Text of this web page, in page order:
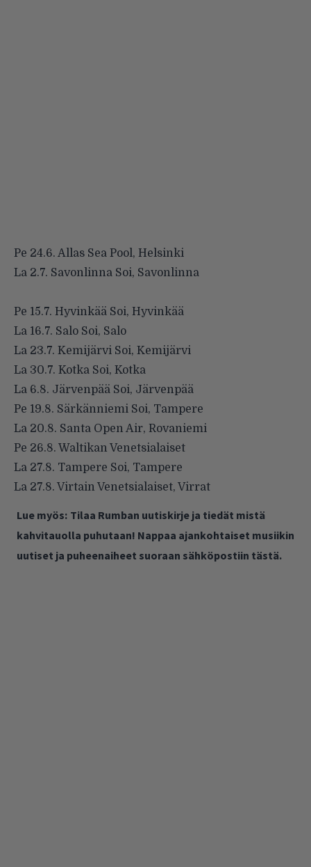
Pe 24.6. Allas Sea Pool, Helsinki
La 2.7. Savonlinna Soi, Savonlinna
Pe 15.7. Hyvinkää Soi, Hyvinkää
La 16.7. Salo Soi, Salo
La 23.7. Kemijärvi Soi, Kemijärvi
La 30.7. Kotka Soi, Kotka
La 6.8. Järvenpää Soi, Järvenpää
Pe 19.8. Särkänniemi Soi, Tampere
La 20.8. Santa Open Air, Rovaniemi
Pe 26.8. Waltikan Venetsialaiset
La 27.8. Tampere Soi, Tampere
La 27.8. Virtain Venetsialaiset, Virrat
Lue myös: Tilaa Rumban uutiskirje ja tiedät mistä
kahvitauolla puhutaan! Nappaa ajankohtaiset musiikin
uutiset ja puheenaiheet suoraan sähköpostiin tästä.